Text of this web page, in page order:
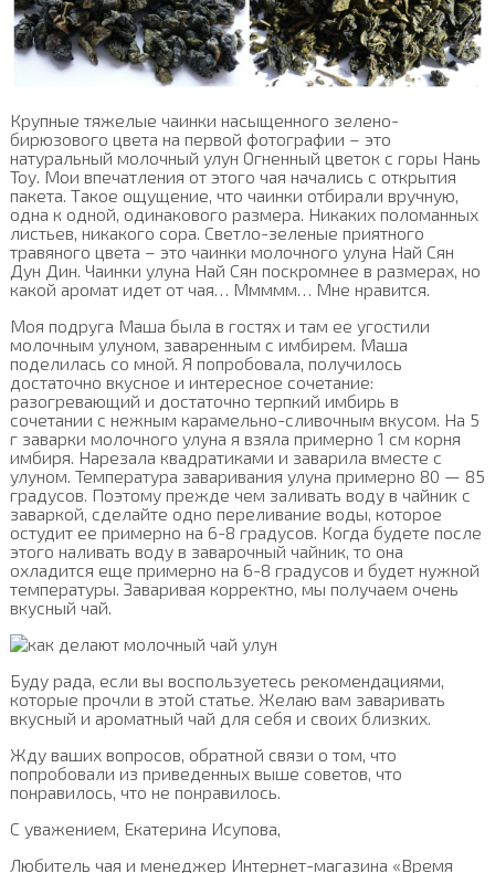
Крупные тяжелые чаинки насыщенного зелено-
бирюзового цвета на первой фотографии – это
натуральный молочный улун Огненный цветок с горы Нань
Тоу. Мои впечатления от этого чая начались с открытия
пакета. Такое ощущение, что чаинки отбирали вручную,
одна к одной, одинакового размера. Никаких поломанных
листьев, никакого сора. Светло-зеленые приятного
травяного цвета – это чаинки молочного улуна Най Сян
Дун Дин. Чаинки улуна Най Сян поскромнее в размерах, но
какой аромат идет от чая… Ммммм… Мне нравится.
Моя подруга Маша была в гостях и там ее угостили
молочным улуном, заваренным с имбирем. Маша
поделилась со мной. Я попробовала, получилось
достаточно вкусное и интересное сочетание:
разогревающий и достаточно терпкий имбирь в
сочетании с нежным карамельно-сливочным вкусом. На 5
г заварки молочного улуна я взяла примерно 1 см корня
имбиря. Нарезала квадратиками и заварила вместе с
улуном. Температура заваривания улуна примерно 80 — 85
градусов. Поэтому прежде чем заливать воду в чайник с
заваркой, сделайте одно переливание воды, которое
остудит ее примерно на 6-8 градусов. Когда будете после
этого наливать воду в заварочный чайник, то она
охладится еще примерно на 6-8 градусов и будет нужной
температуры. Заваривая корректно, мы получаем очень
вкусный чай.
Буду рада, если вы воспользуетесь рекомендациями,
которые прочли в этой статье. Желаю вам заваривать
вкусный и ароматный чай для себя и своих близких.
Жду ваших вопросов, обратной связи о том, что
попробовали из приведенных выше советов, что
понравилось, что не понравилось.
С уважением, Екатерина Исупова,
Любитель чая и менеджер Интернет-магазина «Время